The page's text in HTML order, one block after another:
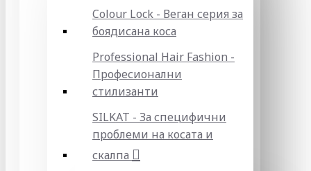
Colour Lock - Веган серия за
боядисана коса
Professional Hair Fashion -
Професионални
стилизанти
SILKAT - За специфични
проблеми на косата и
скалпа